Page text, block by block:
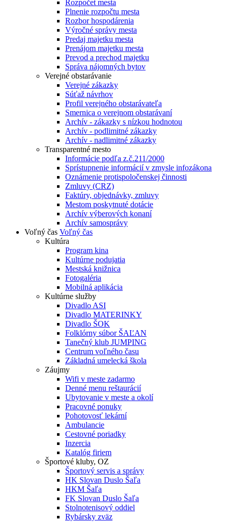
Rozpočet mesta
Plnenie rozpočtu mesta
Rozbor hospodárenia
Výročné správy mesta
Predaj majetku mesta
Prenájom majetku mesta
Prevod a prechod majetku
Správa nájomných bytov
Verejné obstarávanie
Verejné zákazky
Súťaž návrhov
Profil verejného obstarávateľa
Smernica o verejnom obstarávaní
Archív - zákazky s nízkou hodnotou
Archív - podlimitné zákazky
Archív - nadlimitné zákazky
Transparentné mesto
Informácie podľa z.č.211/2000
Sprístupnenie informácií v zmysle infozákona
Oznámenie protispoločenskej činnosti
Zmluvy (CRZ)
Faktúry, objednávky, zmluvy
Mestom poskytnuté dotácie
Archív výberových konaní
Archív samosprávy
Voľný čas Voľný čas
Kultúra
Program kina
Kultúrne podujatia
Mestská knižnica
Fotogaléria
Mobilná aplikácia
Kultúrne služby
Divadlo ASI
Divadlo MATERINKY
Divadlo ŠOK
Folklórny súbor ŠAĽAN
Tanečný klub JUMPING
Centrum voľného času
Základná umelecká škola
Záujmy
Wifi v meste zadarmo
Denné menu reštaurácií
Ubytovanie v meste a okolí
Pracovné ponuky
Pohotovosť lekární
Ambulancie
Cestovné poriadky
Inzercia
Katalóg firiem
Športové kluby, OZ
Športový servis a správy
HK Slovan Duslo Šaľa
HKM Šaľa
FK Slovan Duslo Šaľa
Stolnotenisový oddiel
Rybársky zväz